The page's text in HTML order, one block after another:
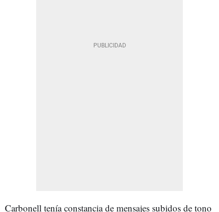
Carbonell tenía constancia de mensajes subidos de tono